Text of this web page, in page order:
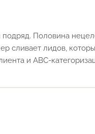
подряд. Половина
сливает лидов,
и ABC-